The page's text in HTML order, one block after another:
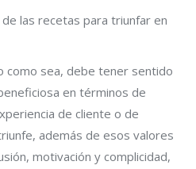
las recetas para triunfar en
como sea, debe tener sentido
en términos de
de cliente o de
además de esos valores
motivación y complicidad,